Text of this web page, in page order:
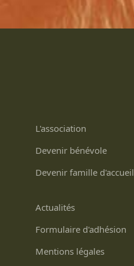
L'association
Devenir bénévole
Devenir famille d'accueil
Actualités
Formulaire d'adhésion
Mentions légales